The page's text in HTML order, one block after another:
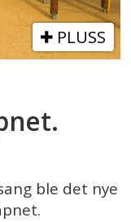
PLUSS
ble det nye